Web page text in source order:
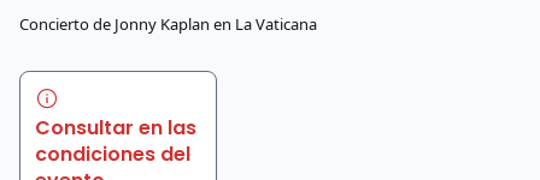
Concierto de Jonny Kaplan en La Vaticana
Consultar en las
condiciones del